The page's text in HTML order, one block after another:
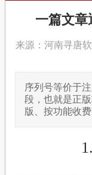
一篇文章
来源：河南寻唐
序列号等价于
段，也就是正
版、按功能收费